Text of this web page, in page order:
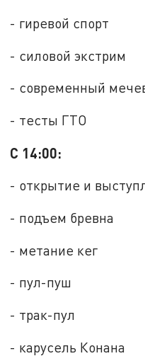
- гиревой спорт
- силовой экстрим
- современный
- тесты ГТО
С 14:00:
- открытие и
- подъем бревна
- метание кег
- пул-пуш
- трак-пул
- карусель Конана